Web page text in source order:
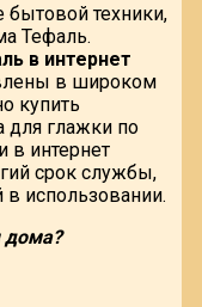
техники,
Тефаль.
в интернет
в широком
купить
для глажки по
в интернет
срок службы,
в использовании.
дома?